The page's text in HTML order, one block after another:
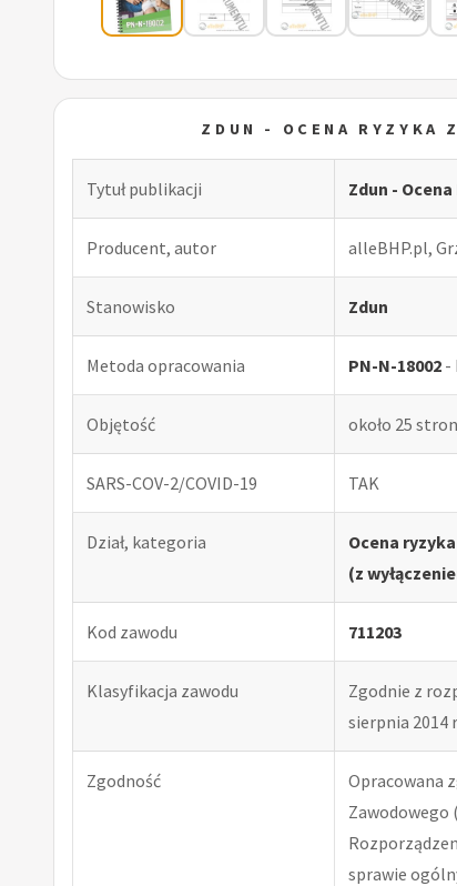
ZDUN - OCENA RYZYKA
Tytuł publikacji Zdun -
Producent, autor alleBHP.pl,
Stanowisko Zdun
Metoda opracowania PN-N-18002 -
Objętość około 25 stron
SARS-COV-2/COVID-19 TAK
Dział, kategoria
Ocena
(z
Kod zawodu 711203
Klasyfikacja zawodu
Zgodnie z
sierpnia 2014
Zgodność
Opracowana
Zawodowego
sprawie